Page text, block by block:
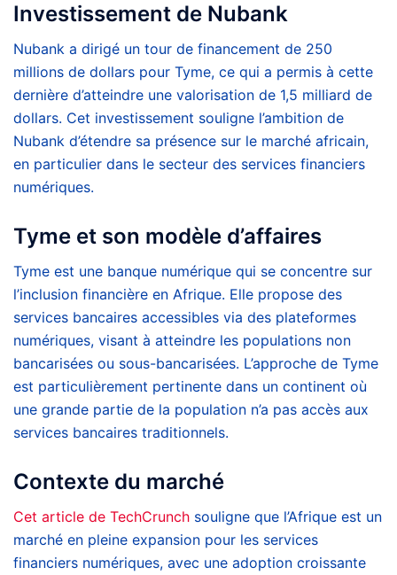
Investissement de Nubank
Nubank a dirigé un tour de financement de 250
millions de dollars pour Tyme, ce qui a permis à cette
dernière d’atteindre une valorisation de 1,5 milliard de
dollars. Cet investissement souligne l’ambition de
Nubank d’étendre sa présence sur le marché africain,
en particulier dans le secteur des services financiers
numériques.
Tyme et son modèle d’affaires
Tyme est une banque numérique qui se concentre sur
l’inclusion financière en Afrique. Elle propose des
services bancaires accessibles via des plateformes
numériques, visant à atteindre les populations non
bancarisées ou sous-bancarisées. L’approche de Tyme
est particulièrement pertinente dans un continent où
une grande partie de la population n’a pas accès aux
services bancaires traditionnels.
Contexte du marché
Cet article de TechCrunch souligne que l’Afrique est un
marché en pleine expansion pour les services
financiers numériques, avec une adoption croissante